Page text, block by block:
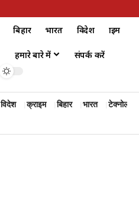
बिहार भारत विदेश क्राइम
हमारे बारे में संपर्क करें
विदेश क्राइम बिहार भारत टेक्नोलॉजी